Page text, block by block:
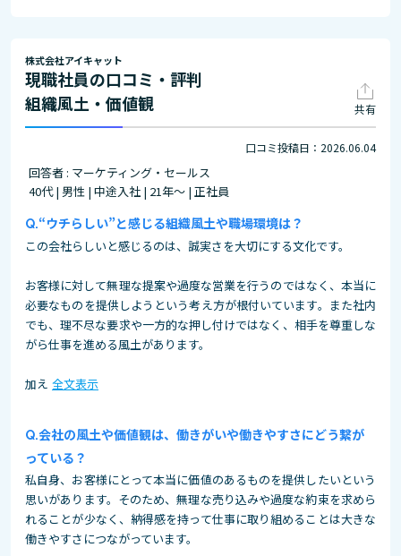
株式会社アイキャット
現職社員の口コミ・評判
組織風土・価値観
共有
口コミ投稿日：2026.06.04
回答者 : マーケティング・セールス
40代 | 男性 | 中途入社 | 21年～ | 正社員
“ウチらしい”と感じる組織風土や職場環境は？
この会社らしいと感じるのは、誠実さを大切にする文化です。
お客様に対して無理な提案や過度な営業を行うのではなく、本当に
必要なものを提供しようという考え方が根付いています。また社内
でも、理不尽な要求や一方的な押し付けではなく、相手を尊重しな
がら仕事を進める風土があります。
加え 全文表示
会社の風土や価値観は、働きがいや働きやすさにどう繋が
っている？
私自身、お客様にとって本当に価値のあるものを提供したいという
思いがあります。そのため、無理な売り込みや過度な約束を求めら
れることが少なく、納得感を持って仕事に取り組めることは大きな
働きやすさにつながっています。